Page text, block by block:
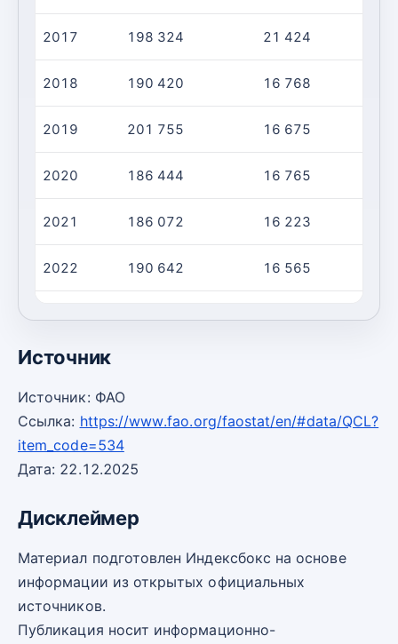
2017 198 324 21 424
2018 190 420 16 768
2019 201 755 16 675
2020 186 444 16 765
2021 186 072 16 223
2022 190 642 16 565
Источник
Источник: ФАО
Ссылка: https://www.fao.org/faostat/en/#data/QCL?
item_code=534
Дата: 22.12.2025
Дисклеймер
Материал подготовлен Индексбокс на основе
информации из открытых официальных
источников.
Публикация носит информационно-